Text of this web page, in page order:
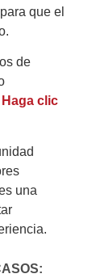
que el
de
Haga clic
una